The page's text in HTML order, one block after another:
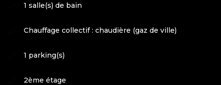
1 salle(s) de bain
Chauffage collectif : chaudière (gaz de ville)
1 parking(s)
2ème étage